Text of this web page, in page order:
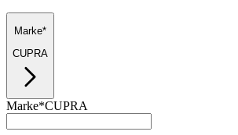
Marke*
CUPRA
Marke*CUPRA